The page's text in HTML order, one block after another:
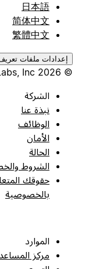
日本語
简体中文
繁體中文
إعدادات ملفات تعريف
© 2026 Notion Labs, Inc.
الشركة
نبذة عنا
الوظائف
الأمان
الحالة
الشروط
حقوقك
بالخصوصية
الموارد
مركز